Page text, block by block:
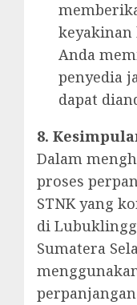
keyakinan
Anda
penyedia
dapat
8.
Dalam
proses
STNK yang
di
Sumatera
perpanjangan